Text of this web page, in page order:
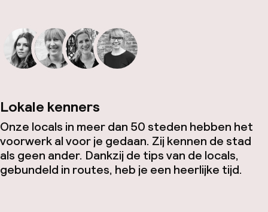
Lokale kenners
Onze locals in meer dan 50 steden hebben het
voorwerk al voor je gedaan. Zij kennen de stad
als geen ander. Dankzij de tips van de locals,
gebundeld in routes, heb je een heerlijke tijd.